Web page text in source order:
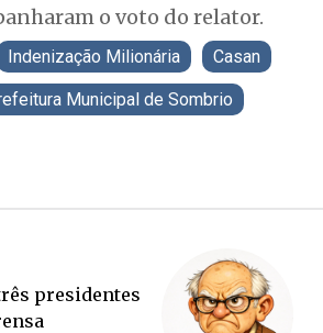
o voto do relator.
Indenização Milionária Casan
Municipal de Sombrio
rápido que a
paga a